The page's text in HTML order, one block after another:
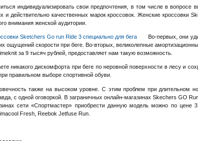
индивидуализировать свои предпочтения, в том числе в вопросе
и действительно качественных марок кроссовок. Женские кроссовки
внимания женской аудитории.
Во-первых, они
ощущений скорости при беге. Во-вторых, великолепные
за 9 тысяч рублей, предоставляет нам такую возможность.
никакого дискомфорта при беге по неровной поверхности в лесу и
правильном выборе спортивной обуви.
также на высоком уровне. С этим проблем при длительном
с одной оговоркой. В заграничных онлайн-магазинах Skechers GO
сети «Спортмастер» приобрести данную модель можно по цене
Fresh, Reebok Jetfuse Run.